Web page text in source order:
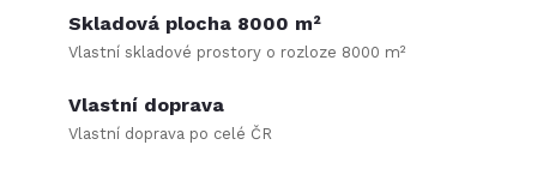
Skladová plocha 8000 m²
Vlastní skladové prostory o rozloze 8000 m²
Vlastní doprava
Vlastní doprava po celé ČR